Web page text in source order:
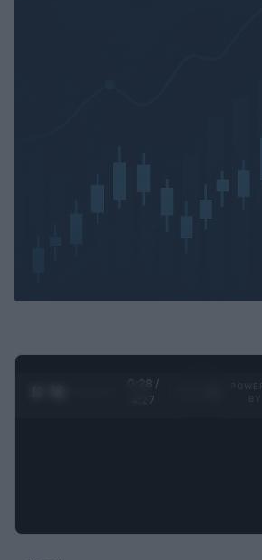
0:29 /
4:27